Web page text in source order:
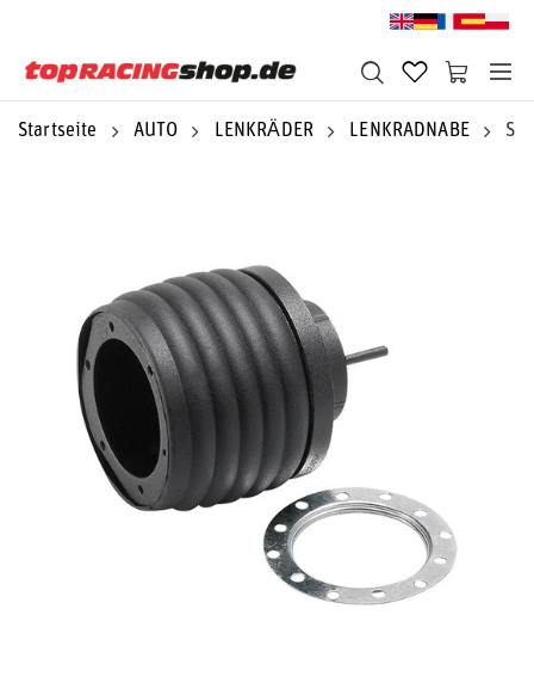
Startseite AUTO LENKRÄDER LENKRADNABE